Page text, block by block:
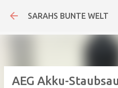
Direkt zum
SARAHS BUNTE WELT
AEG Akku-